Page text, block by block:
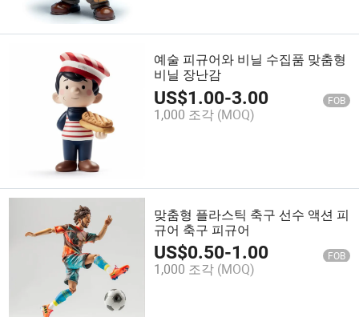
예술 피규어와 비닐 수집품 맞춤형
비닐 장난감
US$1.00-3.00 FOB
1,000 조각 (MOQ)
맞춤형 플라스틱 축구 선수 액션 피
규어 축구 피규어
US$0.50-1.00 FOB
1,000 조각 (MOQ)